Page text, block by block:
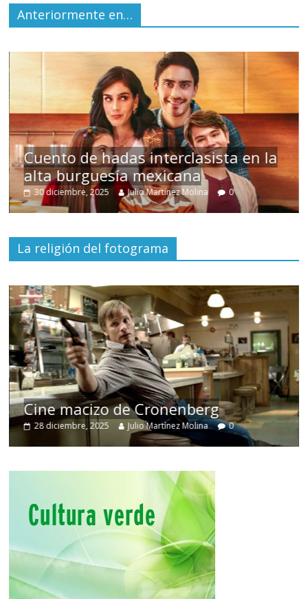
Anteriormente en…
Cuento de hadas interclasista en la
alta burguesía mexicana
30 diciembre, 2025 Julio Martínez Molina 0
La religión del fotograma
Cine macizo de Cronenberg
28 diciembre, 2025 Julio Martínez Molina 0